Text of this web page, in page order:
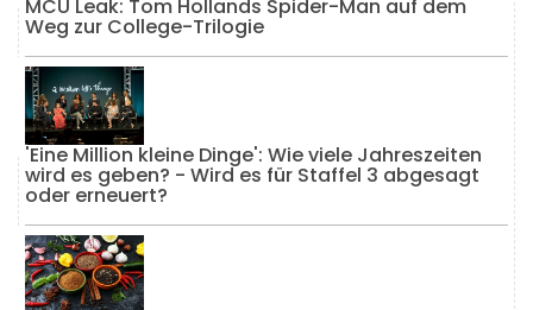
MCU Leak: Tom Hollands Spider-Man auf dem
Weg zur College-Trilogie
'Eine Million kleine Dinge': Wie viele Jahreszeiten
wird es geben? - Wird es für Staffel 3 abgesagt
oder erneuert?